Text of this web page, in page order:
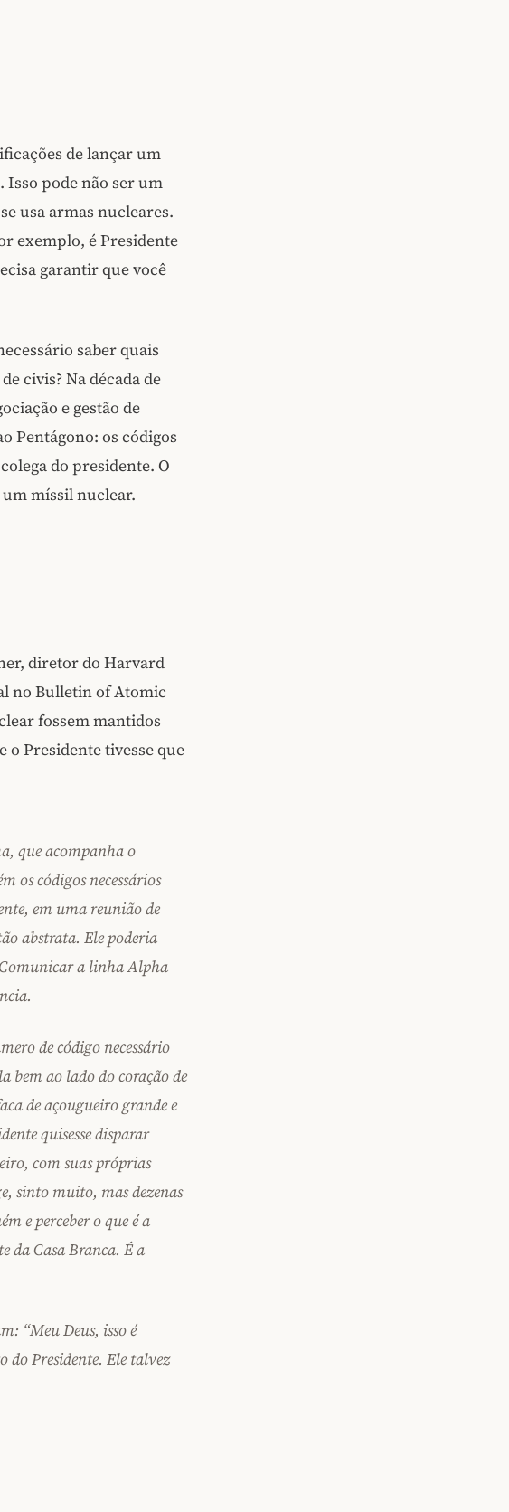
de lançar um
Isso pode não ser um
usa armas nucleares.
exemplo, é Presidente
garantir que você
saber quais
civis? Na década de
e gestão de
Pentágono: os códigos
do presidente. O
um míssil nuclear.
diretor do Harvard
no Bulletin of Atomic
fossem mantidos
Presidente tivesse que
que acompanha o
os códigos necessários
em uma reunião de
abstrata. Ele poderia
a linha Alpha
de código necessário
bem ao lado do coração de
de açougueiro grande e
quisesse disparar
com suas próprias
sinto muito, mas dezenas
e perceber o que é a
da Casa Branca. É a
“Meu Deus, isso é
Presidente. Ele talvez